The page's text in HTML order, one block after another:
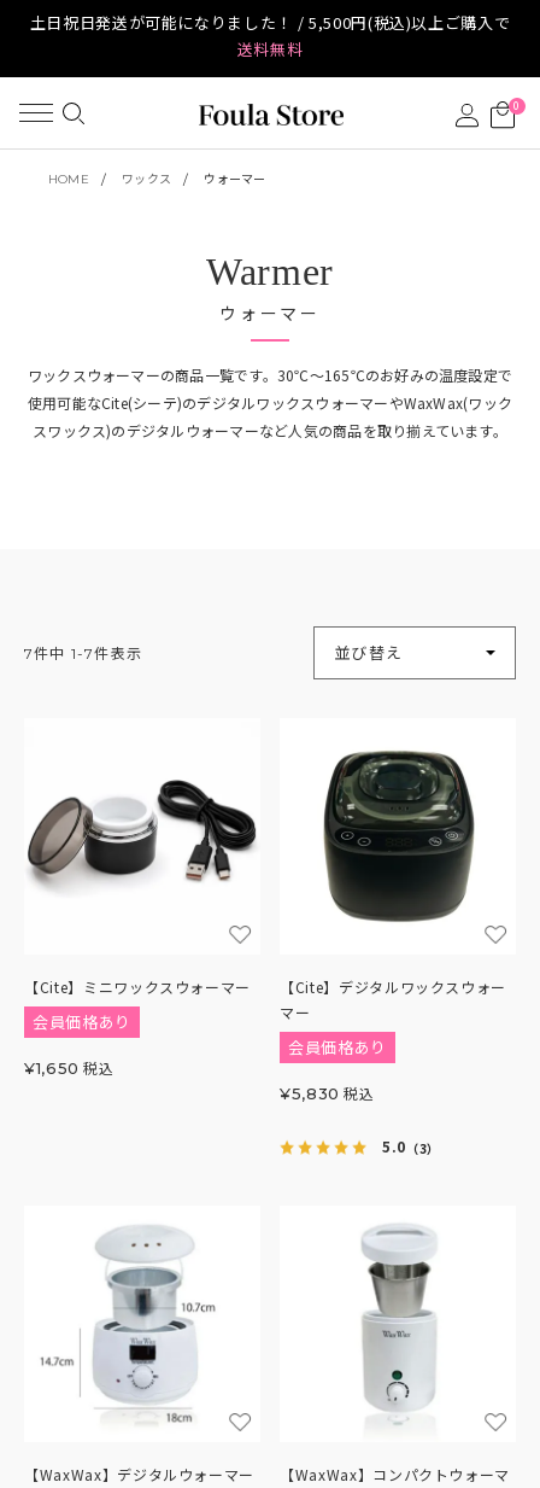
土日祝日発送が可能になりました！ / 5,500円(税込)以上ご購入で
送料無料
0
HOME ワックス ウォーマー
Warmer
ウォーマー
ワックスウォーマーの商品一覧です。30℃～165℃のお好みの温度設定で
使用可能なCite(シーテ)のデジタルワックスウォーマーやWaxWax(ワック
スワックス)のデジタルウォーマーなど人気の商品を取り揃えています。
並び替え
7件中 1-7件表示
【Cite】ミニワックスウォーマー
会員価格あり
¥1,650 税込
【Cite】デジタルワックスウォー
マー
会員価格あり
¥5,830 税込
5.0 （3）
【WaxWax】デジタルウォーマー
【WaxWax】コンパクトウォーマ